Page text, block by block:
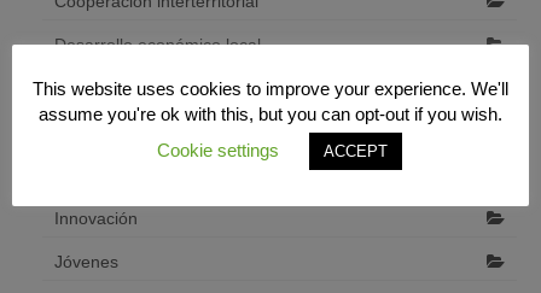
Desarrollo económico local
Diputació de Castelló
Innovación
Jóvenes
This website uses cookies to improve your experience. We'll
assume you're ok with this, but you can opt-out if you wish.
Cookie settings
ACCEPT